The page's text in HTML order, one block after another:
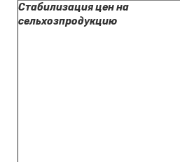
Стабилизация цен на
сельхозпродукцию